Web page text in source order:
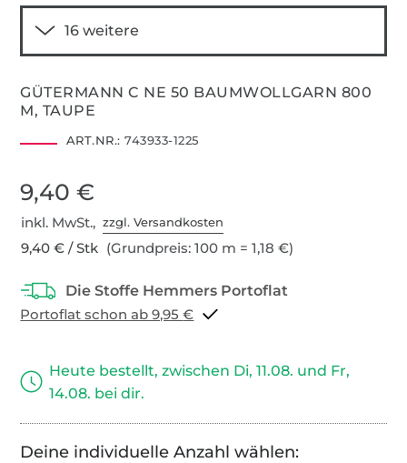
GÜTERMANN C NE 50 BAUMWOLLGARN 800
M, TAUPE
ART.NR.: 743933-1225
9,40 €
inkl. MwSt.,zzgl. Versandkosten
9,40 € / Stk (Grundpreis: 100 m = 1,18 €)
Portoflat schon ab 9,95 €
Heute bestellt, zwischen Di, 11.08. und Fr,
14.08. bei dir.
Deine individuelle Anzahl wählen: